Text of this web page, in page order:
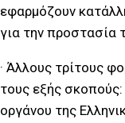
εφαρμόζουν
για την
· Άλλους τρίτους
τους εξής
οργάνου της